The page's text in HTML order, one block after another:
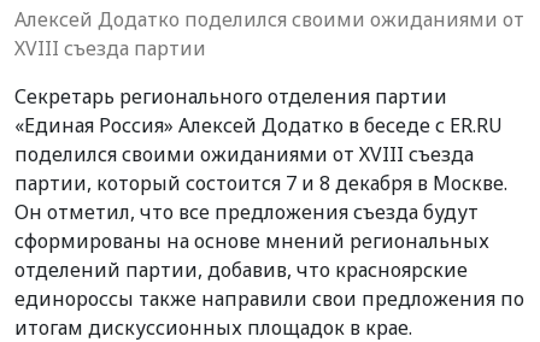
Алексей Додатко поделился своими ожиданиями от
ХVIII съезда партии
Секретарь регионального отделения партии
«Единая Россия» Алексей Додатко в беседе с ER.RU
поделился своими ожиданиями от ХVIII съезда
партии, который состоится 7 и 8 декабря в Москве.
Он отметил, что все предложения съезда будут
сформированы на основе мнений региональных
отделений партии, добавив, что красноярские
единороссы также направили свои предложения по
итогам дискуссионных площадок в крае.